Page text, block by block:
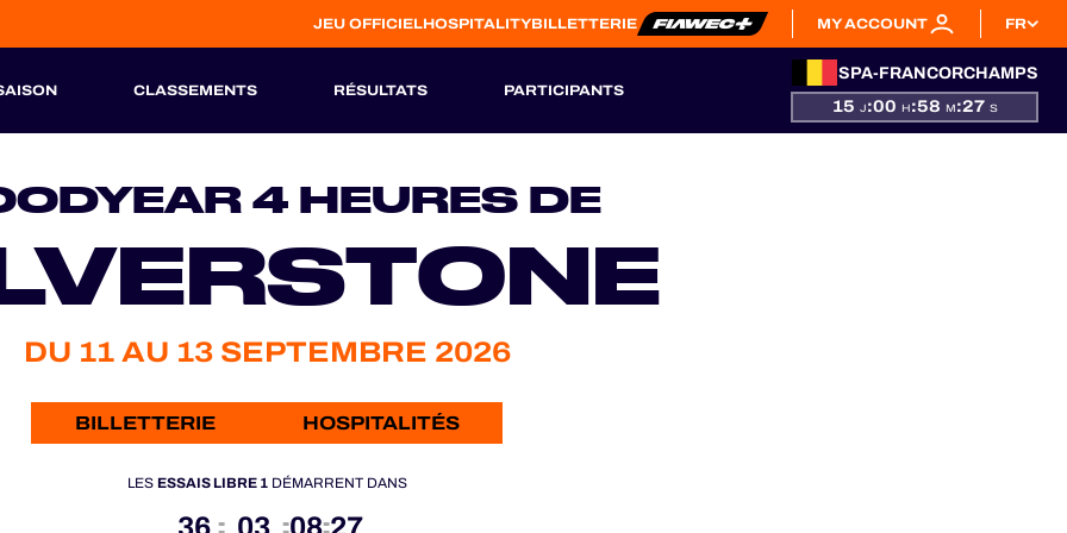
JEU OFFICIELHOSPITALITYBILLETTERIE MY ACCOUNT FR
CLASSEMENTS RÉSULTATS PARTICIPANTS
SPA-FRANCORCHAMPS
15 J:00 H:58 M:25 S
4 HEURES DE
DU 11 AU 13 SEPTEMBRE 2026
BILLETTERIE HOSPITALITÉS
LESESSAIS LIBRE 1DÉMARRENT DANS
: : :